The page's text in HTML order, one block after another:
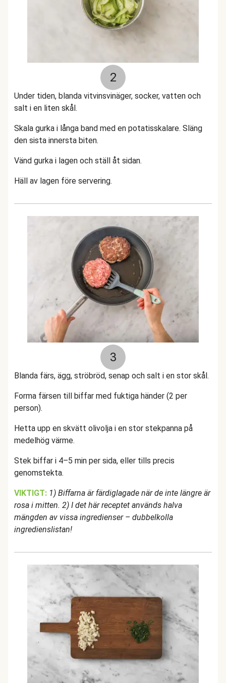
2
Under tiden, blanda vitvinsvinäger, socker, vatten och
salt i en liten skål.
Skala gurka i långa band med en potatisskalare. Släng
den sista innersta biten.
Vänd gurka i lagen och ställ åt sidan.
Häll av lagen före servering.
3
Blanda färs, ägg, ströbröd, senap och salt i en stor skål.
Forma färsen till biffar med fuktiga händer (2 per
person).
Hetta upp en skvätt olivolja i en stor stekpanna på
medelhög värme.
Stek biffar i 4–5 min per sida, eller tills precis
genomstekta.
VIKTIGT: 1) Biffarna är färdiglagade när de inte längre är
rosa i mitten. 2) I det här receptet används halva
mängden av vissa ingredienser – dubbelkolla
ingredienslistan!